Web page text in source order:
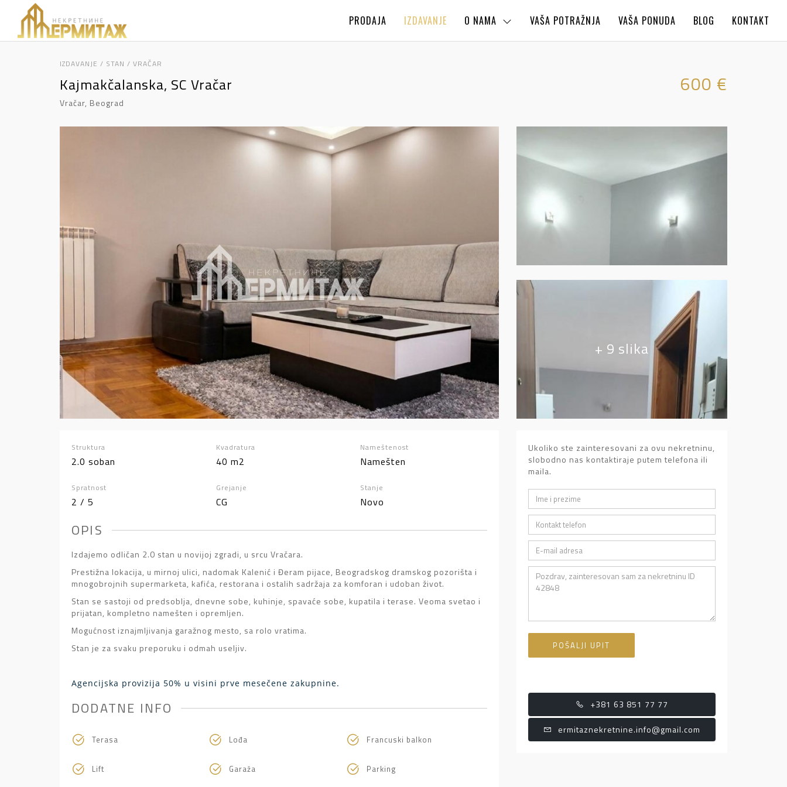
PRODAJA IZDAVANJE O NAMA VAŠA POTRAŽNJA VAŠA PONUDA BLOG KONTAKT
IZDAVANJE / STAN / VRAČAR
Kajmakčalanska, SC Vračar
Vračar, Beograd
600 €
+ 9 slika
Struktura
2.0 soban
Kvadratura
40 m2
Nameštenost
Namešten
Spratnost
2 / 5
Grejanje
CG
Stanje
Novo
OPIS
Izdajemo odličan 2.0 stan u novijoj zgradi, u srcu Vračara.
Prestižna lokacija, u mirnoj ulici, nadomak Kalenić i Đeram pijace, Beogradskog dramskog pozorišta i
mnogobrojnih supermarketa, kafića, restorana i ostalih sadržaja za komforan i udoban život.
Stan se sastoji od predsoblja, dnevne sobe, kuhinje, spavaće sobe, kupatila i terase. Veoma svetao i
prijatan, kompletno namešten i opremljen.
Mogućnost iznajmljivanja garažnog mesto, sa rolo vratima.
Stan je za svaku preporuku i odmah useljiv.
Agencijska provizija 50% u visini prve mesečene zakupnine.
DODATNE INFO
Terasa Lođa Francuski balkon
Lift Garaža Parking
Ukoliko ste zainteresovani za ovu nekretninu,
slobodno nas kontaktiraje putem telefona ili
maila.
POŠALJI UPIT
+381 63 851 77 77
ermitaznekretnine.info@gmail.com